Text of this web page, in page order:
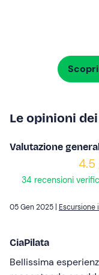
Le opinioni
Valutazione
4.5
34 recensioni
05 Gen 2025 | Escursione
CiaPilata
Bellissima